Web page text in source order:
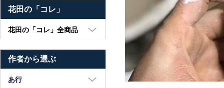
花田の「コレ」
花田の「コレ」全商品
鉢・湯呑・カップ
汁椀・土鍋・折敷
作者から選ぶ
あ行